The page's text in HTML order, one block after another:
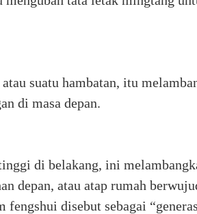
suatu hambatan, itu
di masa depan.
di belakang, ini
depan, atau atap rumah
disebut sebagai